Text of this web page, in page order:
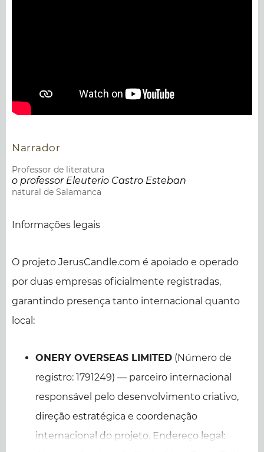
Narrador
Professor de literatura
o professor Eleuterio Castro Esteban
natural de Salamanca
Informações legais
O projeto JerusCandle.com é apoiado e operado
por duas empresas oficialmente registradas,
garantindo presença tanto internacional quanto
local:
ONERY OVERSEAS LIMITED (Número de
registro: 1791249) — parceiro internacional
responsável pelo desenvolvimento criativo,
direção estratégica e coordenação
internacional do projeto. Endereço legal: